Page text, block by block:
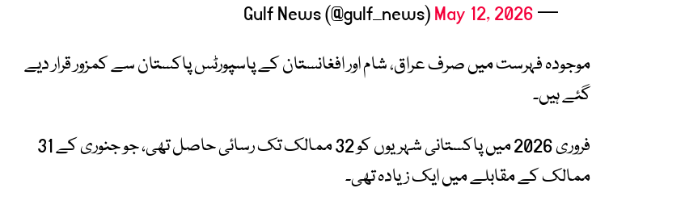
— Gulf News (@gulf_news)
May 12, 2026
موجودہ فہرست میں صرفعراق، شام اور افغانستان کے پاسپورٹس پاکستان سے کمزور قرار دیے
گئے ہیں۔
فروری 2026 میں پاکستانی شہریوں کو 32 ممالک تک رسائی حاصل تھی، جو جنوری کے 31
ممالک کے مقابلے میں ایک زیادہ تھی۔